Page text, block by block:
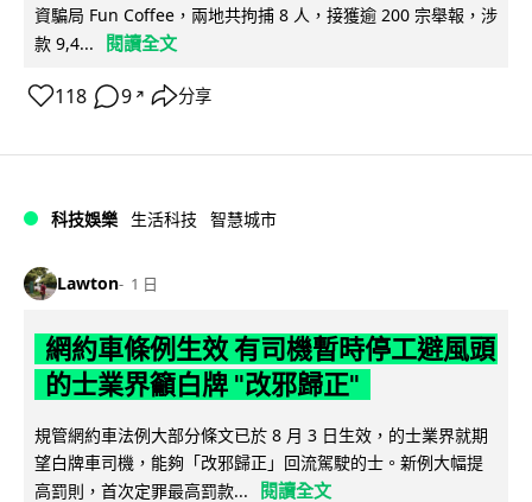
資騙局 Fun Coffee，兩地共拘捕 8 人，接獲逾 200 宗舉報，涉
款 9,4...
閱讀全文
118 9 ↗ 分享
科技娛樂 生活科技 智慧城市
Lawton 1 日
網約車條例生效 有司機暫時停工避風頭
的士業界籲白牌 "改邪歸正"
規管網約車法例大部分條文已於 8 月 3 日生效，的士業界就期
望白牌車司機，能夠「改邪歸正」回流駕駛的士。新例大幅提
高罰則，首次定罪最高罰款...
閱讀全文